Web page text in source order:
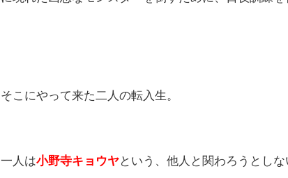
そこにやって来た二人の転入生。
一人は小野寺キョウヤという、他人と関わろうとし